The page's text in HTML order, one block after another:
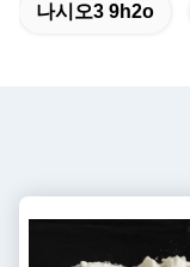
나시오3 9h2o